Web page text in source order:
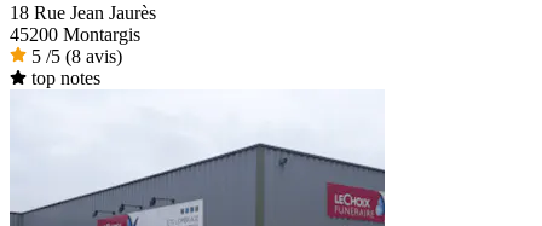
18 Rue Jean Jaurès
45200 Montargis
5 /5 (8 avis)
top notes